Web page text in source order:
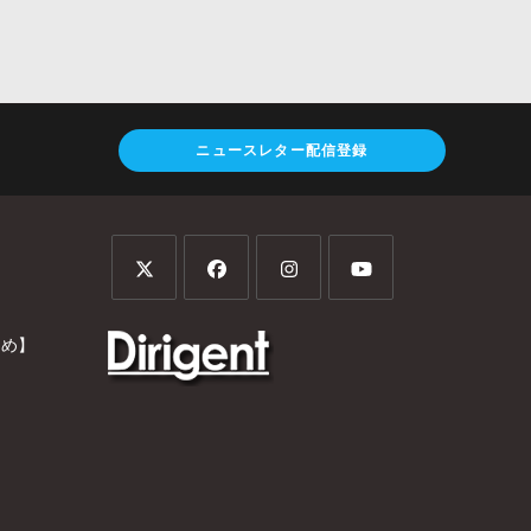
ニュースレター配信登録
】